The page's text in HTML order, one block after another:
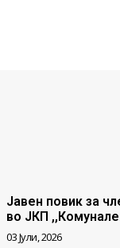
Јавен повик за
во ЈКП
03 Јули, 2026